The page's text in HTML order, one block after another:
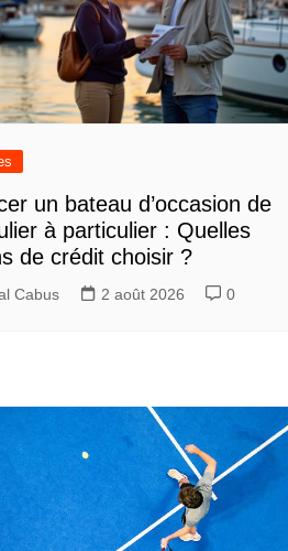
un bateau d’occasion de
à particulier : Quelles
de crédit choisir ?
Cabus 2 août 2026 0